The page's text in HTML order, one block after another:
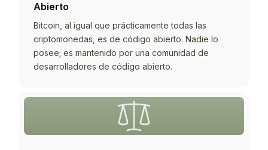
Abierto
Bitcoin, al igual que prácticamente todas las
criptomonedas, es de código abierto. Nadie lo
posee; es mantenido por una comunidad de
desarrolladores de código abierto.